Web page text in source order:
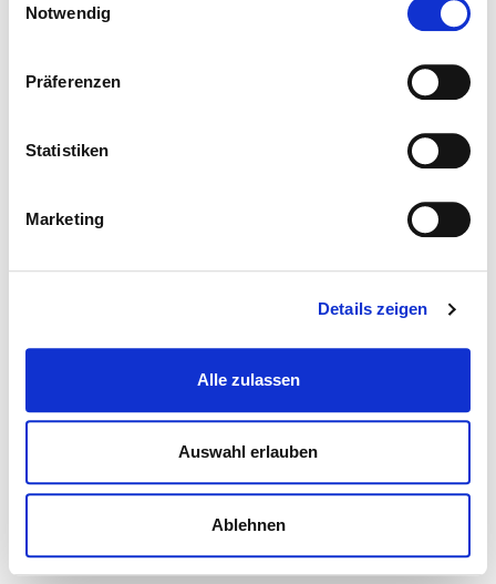
Notwendig
Präferenzen
Statistiken
Marketing
Details zeigen
Alle zulassen
Auswahl erlauben
Ablehnen